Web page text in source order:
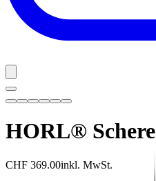
HORL® Schere
CHF 369.00inkl. MwSt.